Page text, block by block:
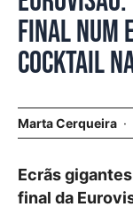
final num
cocktail
Marta Cerqueira
Ecrãs
final da